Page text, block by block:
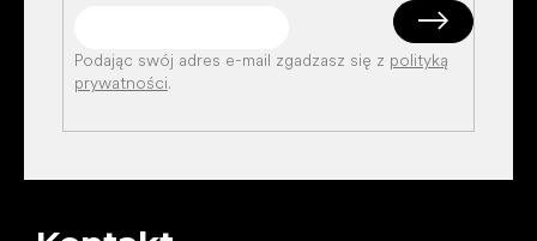
Podając swój adres e-mail zgadzasz się z polityką
prywatności.